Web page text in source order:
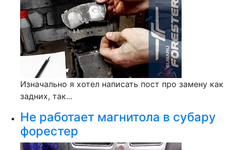
Изначально я хотел написать пост про замену как
задних, так...
Не работает магнитола в субару
форестер